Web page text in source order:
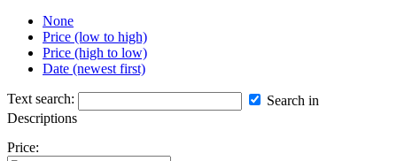
None
Price (low to high)
Price (high to low)
Date (newest first)
Text search:
Search in
Descriptions
Price: